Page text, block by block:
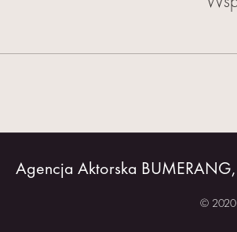
Agencja Aktorska
© 2020